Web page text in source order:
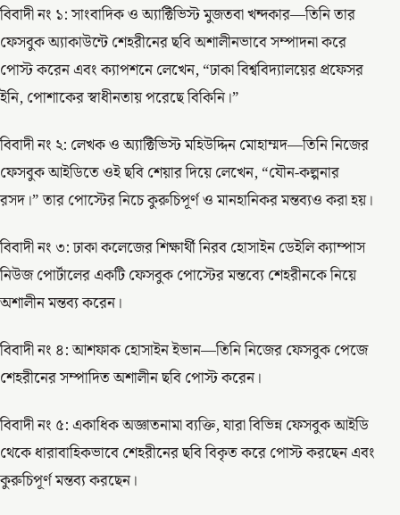
বিবাদী নং ১: সাংবাদিক ও অ্যাক্টিভিস্ট মুজতবা খন্দকার—তিনি তার
ফেসবুক অ্যাকাউন্টে শেহরীনের ছবি অশালীনভাবে সম্পাদনা করে
পোস্ট করেন এবং ক্যাপশনে লেখেন, “ঢাকা বিশ্ববিদ্যালয়ের প্রফেসর
ইনি, পোশাকের স্বাধীনতায় পরেছে বিকিনি।”
বিবাদী নং ২: লেখক ও অ্যাক্টিভিস্ট মহিউদ্দিন মোহাম্মদ—তিনি নিজের
ফেসবুক আইডিতে ওই ছবি শেয়ার দিয়ে লেখেন, “যৌন-কল্পনার
রসদ।” তার পোস্টের নিচে কুরুচিপূর্ণ ও মানহানিকর মন্তব্যও করা হয়।
বিবাদী নং ৩: ঢাকা কলেজের শিক্ষার্থী নিরব হোসাইন ডেইলি ক্যাম্পাস
নিউজ পোর্টালের একটি ফেসবুক পোস্টের মন্তব্যে শেহরীনকে নিয়ে
অশালীন মন্তব্য করেন।
বিবাদী নং ৪: আশফাক হোসাইন ইভান—তিনি নিজের ফেসবুক পেজে
শেহরীনের সম্পাদিত অশালীন ছবি পোস্ট করেন।
বিবাদী নং ৫: একাধিক অজ্ঞাতনামা ব্যক্তি, যারা বিভিন্ন ফেসবুক আইডি
থেকে ধারাবাহিকভাবে শেহরীনের ছবি বিকৃত করে পোস্ট করছেন এবং
কুরুচিপূর্ণ মন্তব্য করছেন।